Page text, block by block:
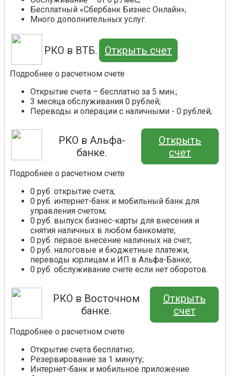
Бесплатный «Сбербанк Бизнес Онлайн»;
Много дополнительных услуг.
РКО в ВТБ. Открыть счет
Подробнее о расчетном счете
Открытие счета – бесплатно за 5 мин.;
3 месяца обслуживания 0 рублей;
Переводы и операции с наличными - 0 рублей;
РКО в Альфа-
банке.
Открыть
счет
Подробнее о расчетном счете
0 руб. открытие счета;
0 руб. интернет-банк и мобильный банк для
управления счетом;
0 руб. выпуск бизнес-карты для внесения и
снятия наличных в любом банкомате;
0 руб. первое внесение наличных на счет;
0 руб. налоговые и бюджетные платежи,
переводы юрлицам и ИП в Альфа-Банке;
0 руб. обслуживание счете если нет оборотов.
РКО в Восточном
банке.
Открыть
счет
Подробнее о расчетном счете
Открытие счета бесплатно;
Резервирование за 1 минуту;
Интернет-банк и мобильное приложение